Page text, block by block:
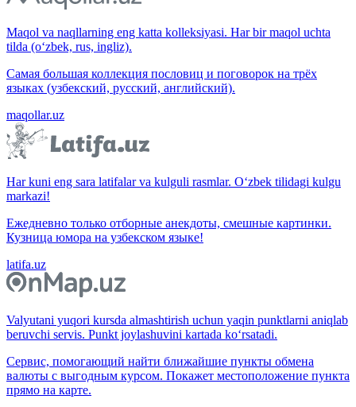
Maqol va naqllarning eng katta kolleksiyasi. Har bir maqol uchta
tilda (o‘zbek, rus, ingliz).
Самая большая коллекция пословиц и поговорок на трёх
языках (узбекский, русский, английский).
maqollar.uz
Har kuni eng sara latifalar va kulguli rasmlar. O‘zbek tilidagi kulgu
markazi!
Ежедневно только отборные анекдоты, смешные картинки.
Кузница юмора на узбекском языке!
latifa.uz
Valyutani yuqori kursda almashtirish uchun yaqin punktlarni aniqlab
beruvchi servis. Punkt joylashuvini kartada ko‘rsatadi.
Сервис, помогающий найти ближайшие пункты обмена
валюты с выгодным курсом. Покажет местоположение пункта
прямо на карте.